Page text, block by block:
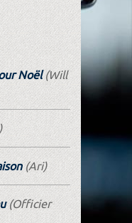
Noël(Will
(Ari)
(Officier